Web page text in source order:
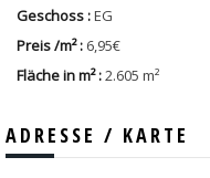
Geschoss :EG
Preis /m² : 6,95€
Fläche in m² :2.605 m²
ADRESSE / KARTE